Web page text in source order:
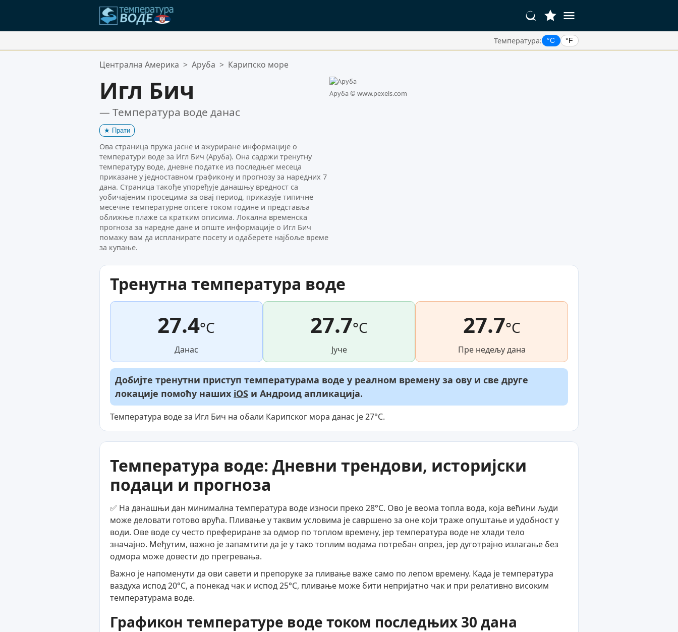
Температура: °C °F
Ваше Омиљене Локације:
Централна Америка > Аруба > Карипско море
Игл Бич
— Температура воде данас
★ Прати
Ова страница пружа јасне и ажуриране информације о
температури воде за Игл Бич (Аруба). Она садржи тренутну
температуру воде, дневне податке из последњег месеца
приказане у једноставном графикону и прогнозу за наредних 7
дана. Страница такође упоређује данашњу вредност са
уобичајеним просецима за овај период, приказује типичне
месечне температурне опсеге током године и представља
оближње плаже са кратким описима. Локална временска
прогноза за наредне дане и опште информације о Игл Бич
помажу вам да испланирате посету и одаберете најбоље време
за купање.
Аруба © www.pexels.com
Тренутна температура воде
27.4°C
Данас
27.7°C
Јуче
27.7°C
Пре недељу дана
Добијте тренутни приступ температурама воде у реалном времену за ову и све друге
локације помоћу наших iOS и Андроид апликација.
Температура воде за Игл Бич на обали Карипског мора данас је 27°C.
Температура воде: Дневни трендови, историјски
подаци и прогноза
✅ На данашњи дан минимална температура воде износи преко 28°C. Ово је веома топла вода, која већини људи
може деловати готово врућа. Пливање у таквим условима је савршено за оне који траже опуштање и удобност у
води. Ове воде су често префериране за одмор по топлом времену, јер температура воде не хлади тело
значајно. Међутим, важно је запамтити да је у тако топлим водама потребан опрез, јер дуготрајно излагање без
одмора може довести до прегревања.
Важно је напоменути да ови савети и препоруке за пливање важе само по лепом времену. Када је температура
ваздуха испод 20°C, а понекад чак и испод 25°C, пливање може бити непријатно чак и при релативно високим
температурама воде.
Графикон температуре воде током последњих 30 дана